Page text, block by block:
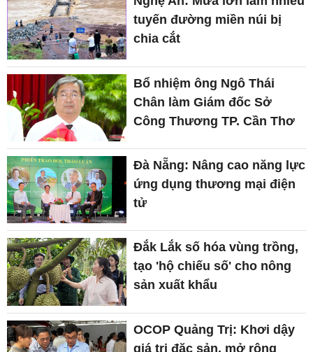
Bổ nhiệm ông Ngô Thái
Chân làm Giám đốc Sở
Công Thương TP. Cần Thơ
Đà Nẵng: Nâng cao năng lực
ứng dụng thương mại điện
tử
Đắk Lắk số hóa vùng trồng,
tạo 'hộ chiếu số' cho nông
sản xuất khẩu
OCOP Quảng Trị: Khơi dậy
giá trị đặc sản, mở rộng
không gian phát triển